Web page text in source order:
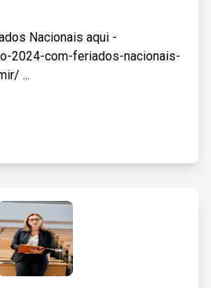
Nacionais aqui -
2024-com-feriados-nacionais-
...